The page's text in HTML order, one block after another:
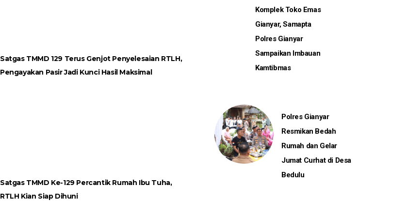
Satgas TMMD 129 Terus Genjot Penyelesaian RTLH,
Pengayakan Pasir Jadi Kunci Hasil Maksimal
Satgas TMMD Ke-129 Percantik Rumah Ibu Tuha,
RTLH Kian Siap Dihuni
Komplek Toko Emas
Gianyar, Samapta
Polres Gianyar
Sampaikan Imbauan
Kamtibmas
Polres Gianyar
Resmikan Bedah
Rumah dan Gelar
Jumat Curhat di Desa
Bedulu